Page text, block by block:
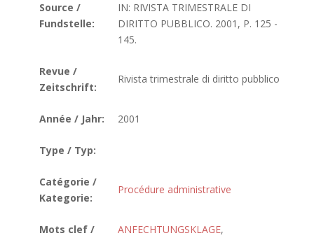
Source /
Fundstelle:
IN: RIVISTA TRIMESTRALE DI
DIRITTO PUBBLICO. 2001, P. 125 -
145.
Revue /
Zeitschrift:
Rivista trimestrale di diritto pubblico
Année / Jahr: 2001
Type / Typ:
Catégorie /
Kategorie:
Procédure administrative
Mots clef /
ANFECHTUNGSKLAGE,